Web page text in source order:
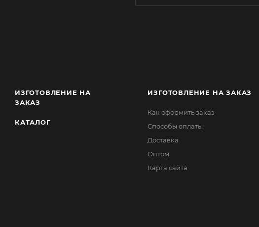
ИЗГОТОВЛЕНИЕ НА
ЗАКАЗ
КАТАЛОГ
ИЗГОТОВЛЕНИЕ НА ЗАКАЗ
Как оформить заказ
Способы оплаты
Доставка
Оптом
Карта сайта